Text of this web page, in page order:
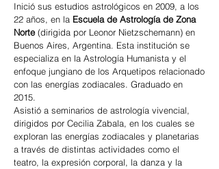
Inició sus estudios astrológicos en 2009, a los
22 años, en la Escuela de Astrología de Zona
Norte(dirigida por Leonor Nietzschemann) en
Buenos Aires, Argentina. Esta institución se
especializa en la Astrología Humanista y el
enfoque jungiano de los Arquetipos relacionado
con las energías zodiacales. Graduado en
2015.
Asistió a seminarios de astrología vivencial,
dirigidos por Cecilia Zabala, en los cuales se
exploran las energías zodiacales y planetarias
a través de distintas actividades como el
teatro, la expresión corporal, la danza y la